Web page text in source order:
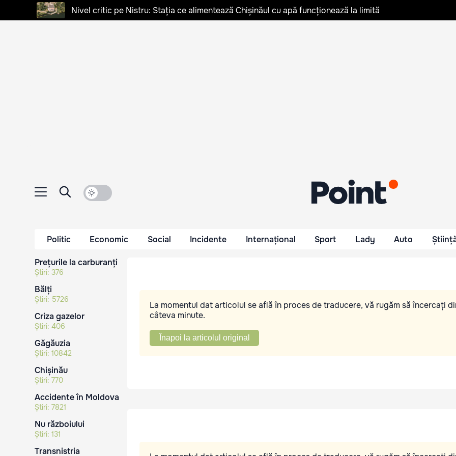
Nivel critic pe Nistru: Stația ce alimentează Chișinăul cu apă funcționează la limită
Politic Economic Social Incidente Internațional Sport Lady Auto
Prețurile la carburanți
Știri: 376
Bălți
Știri: 5726
Criza gazelor
Știri: 406
Găgăuzia
Știri: 10842
Chișinău
Știri: 770
Accidente în Moldova
Știri: 7821
Nu războiului
Știri: 131
Transnistria
La momentul dat articolul se află în proces de traducere, vă rugăm să încercați
câteva minute.
Înapoi la articolul original